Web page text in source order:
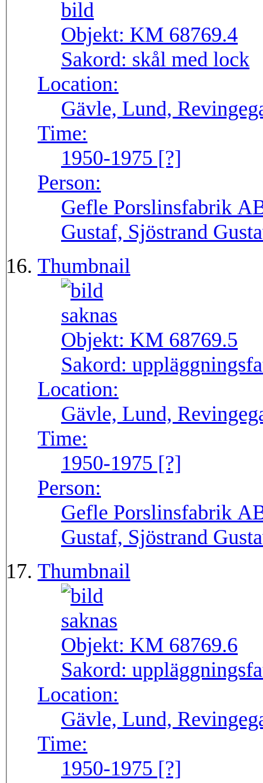
Objekt: KM 68769.4
Sakord: skål med lock
Location:
Gävle, Lund,
Time:
1950-1975 [?]
Person:
Gefle Porslinsfabrik
Gustaf, Sjöstrand
Thumbnail
Objekt: KM 68769.5
Sakord:
Location:
Gävle, Lund,
Time:
1950-1975 [?]
Person:
Gefle Porslinsfabrik
Gustaf, Sjöstrand
Thumbnail
Objekt: KM 68769.6
Sakord:
Location:
Gävle, Lund,
Time:
1950-1975 [?]